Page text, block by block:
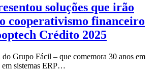
soluções que irão
cooperativismo financeiro
Crédito 2025
do Grupo Fácil – que comemora 30 anos em
em sistemas ERP…